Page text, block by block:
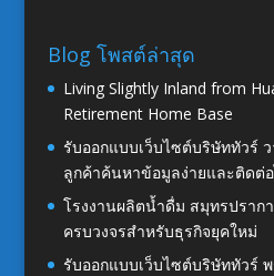
Blog โพสต์ล่าสุด
Living Slightly Inland from
Retirement Home Base
รับออกแบบเว็บไซต์บริษัททัวร์ ว
ลูกค้าค้นหาข้อมูลง่ายและติดต่อ
โรงงานผลิตน้ำดื่ม สมุทรปราก
ครบวงจรสำหรับธุรกิจยุคใหม่
รับออกแบบเว็บไซต์บริษัททัวร์ พ